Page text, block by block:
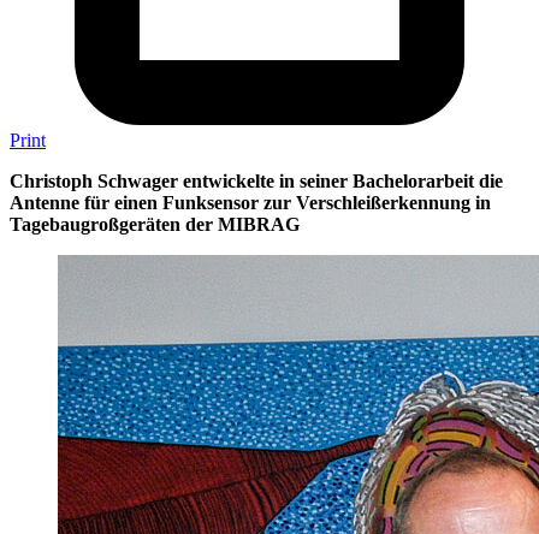
Print
Christoph Schwager entwickelte in seiner Bachelorarbeit die
Antenne für einen Funksensor zur Verschleißerkennung in
Tagebaugroßgeräten der MIBRAG